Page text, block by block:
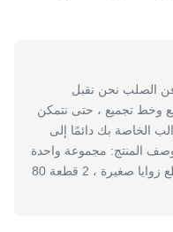
الصلب نحن نقبل
وخط تجميع ، حتى نتمكن
الخاصة بك دائمًا إلى
وصف المنتج: مجموعة واحدة
تتضمن 4 قطع من النعش الكبير ، 8 قطع زوايا صغيرة ، 2 قطعة 80